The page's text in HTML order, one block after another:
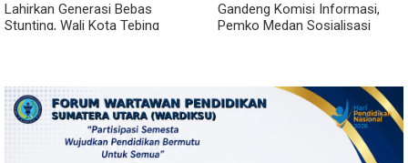
Lahirkan Generasi Bebas
Stunting, Wali Kota Tebing
Gandeng Komisi Informasi,
Pemko Medan Sosialisasi